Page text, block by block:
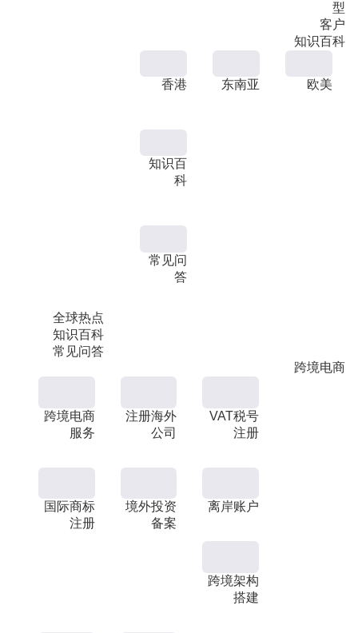
型
客户
知识百科
全球热点
知识百科
常见问答
香港 东南亚 欧美
知识百
科
常见问
答
跨境电商
跨境电商
服务
注册海外
公司
VAT税号
注册
国际商标
注册
境外投资
备案
离岸账户
跨境架构
搭建